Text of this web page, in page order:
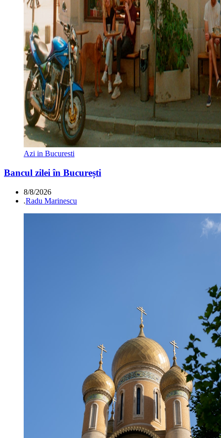
Azi in Bucuresti
Bancul zilei în București
8/8/2026
.Radu Marinescu